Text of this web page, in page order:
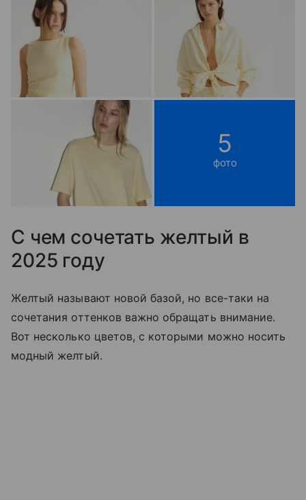
5
фото
С чем сочетать желтый в
2025 году
Желтый называют новой базой, но все-таки на
сочетания оттенков важно обращать внимание.
Вот несколько цветов, с которыми можно носить
модный желтый.